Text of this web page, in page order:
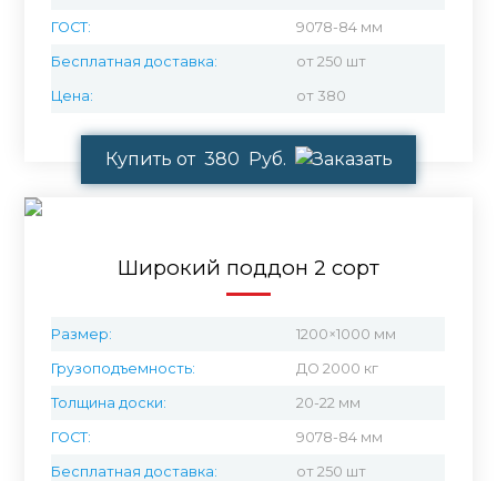
ГОСТ: 9078-84 мм
Бесплатная доставка: от 250 шт
Цена: от 380
Купить от 380 Руб.
Широкий поддон 2 сорт
Размер: 1200×1000 мм
Грузоподъемность: ДО 2000 кг
Толщина доски: 20-22 мм
ГОСТ: 9078-84 мм
Бесплатная доставка: от 250 шт